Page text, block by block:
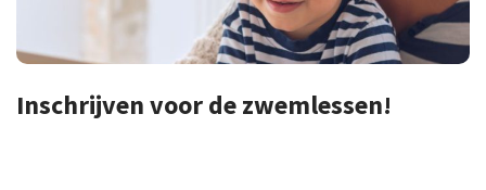
Inschrijven voor de zwemlessen!